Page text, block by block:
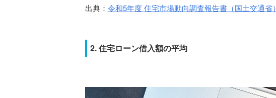
出典： 令和5年度 住宅市場動向調査報告書（国土交通省）
2. 住宅ローン借入額の平均